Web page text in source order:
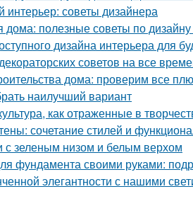
интерьер: советы дизайнера
полезные советы по дизайну
дизайна интерьера для
советов на все
дома: проверим все
наилучший вариант
как отраженные в
сочетание стилей и
с зеленым низом и белым верхом
фундамента своими руками:
элегантности с нашими